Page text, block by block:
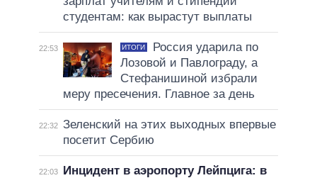
студентам: как вырастут выплаты
22:53 ИТОГИ
Россия ударила по
Лозовой и Павлограду, а
Стефанишиной избрали
меру пресечения. Главное за день
22:32 Зеленский на этих выходных впервые
посетит Сербию
22:03
Инцидент в аэропорту Лейпцига: в